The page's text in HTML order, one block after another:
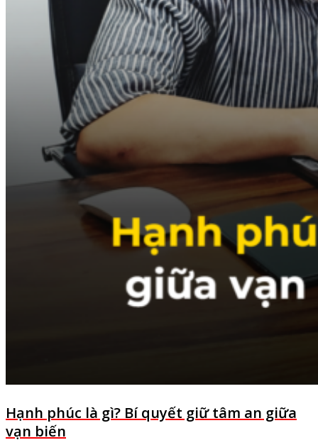
Hạnh phúc là gì? Bí quyết giữ tâm an giữa
vạn biến